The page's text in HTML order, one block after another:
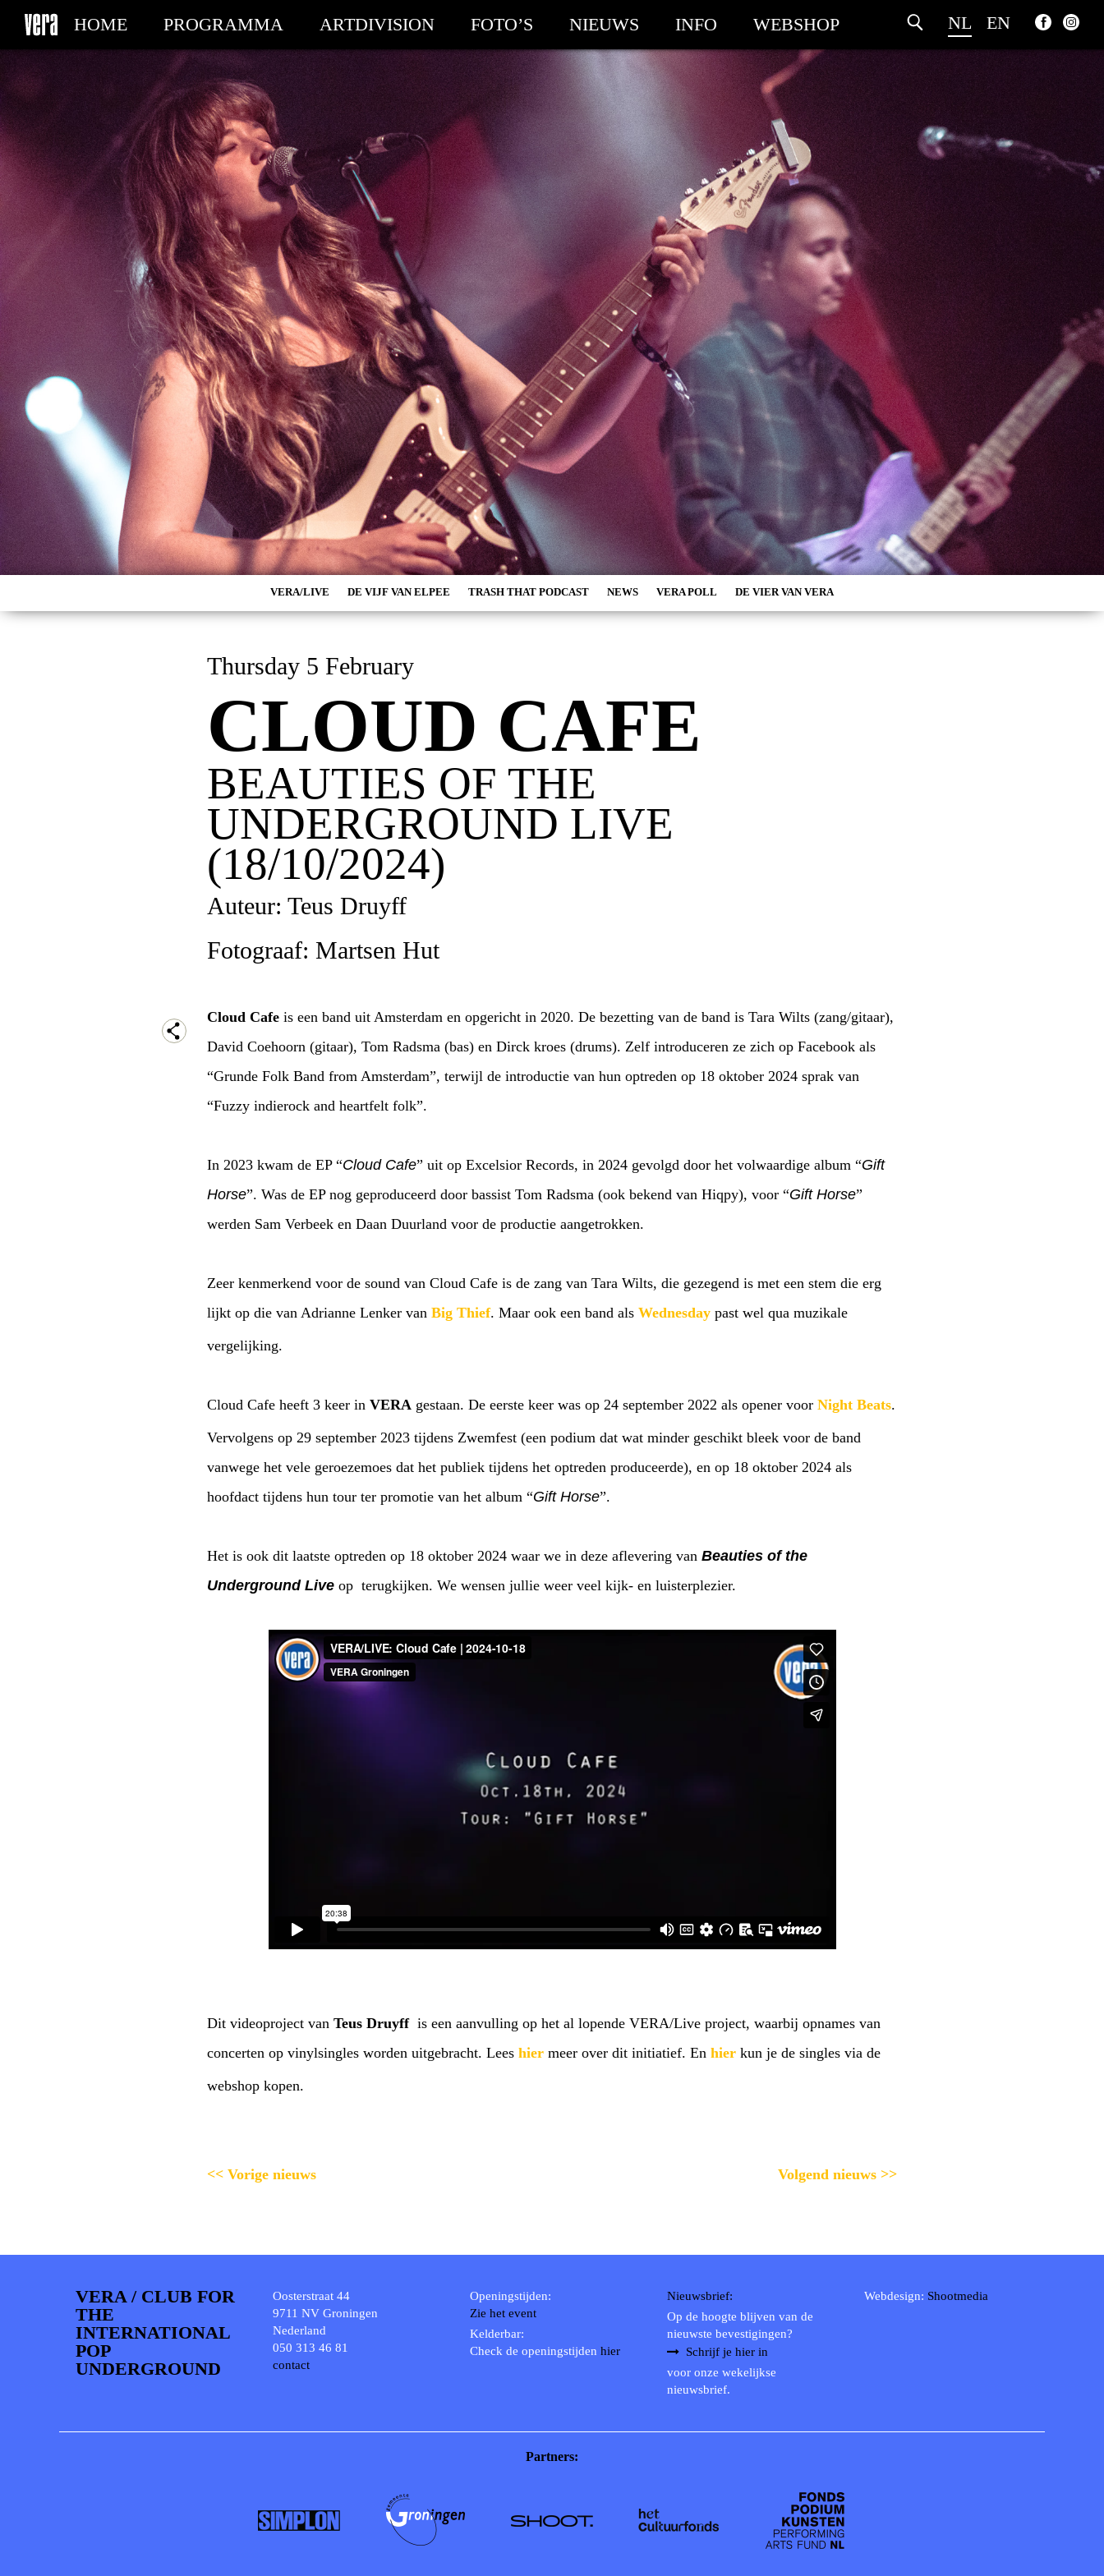
NL EN
HOME PROGRAMMA ARTDIVISION FOTO’S NIEUWS INFO WEBSHOP
MIJN TICKETS
VERA/LIVE DE VIJF VAN ELPEE TRASH THAT PODCAST NEWS VERA POLL DE VIER VAN VERA
Thursday 5 February
CLOUD CAFE
BEAUTIES OF THE
UNDERGROUND LIVE
(18/10/2024)
Auteur: Teus Druyff
Fotograaf: Martsen Hut
Cloud Cafe is een band uit Amsterdam en opgericht in 2020. De bezetting van de band is Tara Wilts (zang/gitaar),
David Coehoorn (gitaar), Tom Radsma (bas) en Dirck kroes (drums). Zelf introduceren ze zich op Facebook als
“Grunde Folk Band from Amsterdam”, terwijl de introductie van hun optreden op 18 oktober 2024 sprak van
“Fuzzy indierock and heartfelt folk”.
In 2023 kwam de EP “Cloud Cafe” uit op Excelsior Records, in 2024 gevolgd door het volwaardige album “Gift
Horse”. Was de EP nog geproduceerd door bassist Tom Radsma (ook bekend van Hiqpy), voor “Gift Horse”
werden Sam Verbeek en Daan Duurland voor de productie aangetrokken.
Zeer kenmerkend voor de sound van Cloud Cafe is de zang van Tara Wilts, die gezegend is met een stem die erg
lijkt op die van Adrianne Lenker van Big Thief. Maar ook een band als Wednesday past wel qua muzikale
vergelijking.
Cloud Cafe heeft 3 keer in VERA gestaan. De eerste keer was op 24 september 2022 als opener voor Night Beats.
Vervolgens op 29 september 2023 tijdens Zwemfest (een podium dat wat minder geschikt bleek voor de band
vanwege het vele geroezemoes dat het publiek tijdens het optreden produceerde), en op 18 oktober 2024 als
hoofdact tijdens hun tour ter promotie van het album “Gift Horse”.
Het is ook dit laatste optreden op 18 oktober 2024 waar we in deze aflevering van Beauties of the
Underground Live op terugkijken. We wensen jullie weer veel kijk- en luisterplezier.
Dit videoproject van Teus Druyffis een aanvulling op het al lopende VERA/Live project, waarbij opnames van
concerten op vinylsingles worden uitgebracht. Lees hier meer over dit initiatief. En hier kun je de singles via de
webshop kopen.
<< Vorige nieuws Volgend nieuws >>
VERA / CLUB FOR
THE
INTERNATIONAL
POP
UNDERGROUND
Oosterstraat 44
9711 NV Groningen
Nederland
050 313 46 81
contact
Openingstijden:
Zie het event
Kelderbar:
Check de openingstijden hier
Nieuwsbrief:
Op de hoogte blijven van de
nieuwste bevestigingen?
Schrijf je hier in
voor onze wekelijkse
nieuwsbrief.
Webdesign: Shootmedia
Partners: